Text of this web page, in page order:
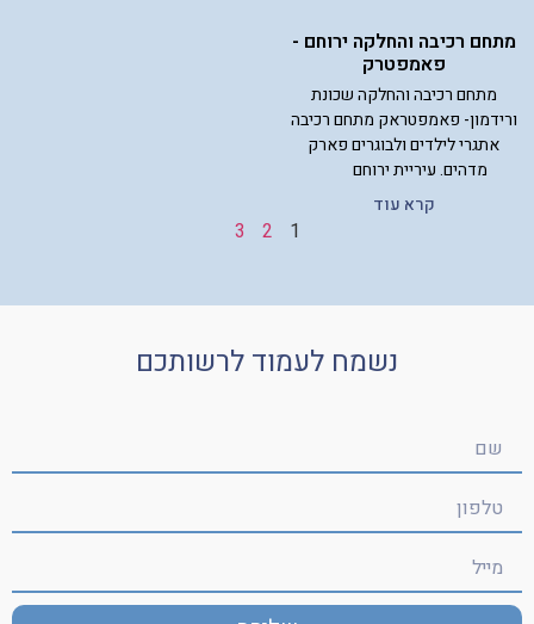
מתחם רכיבה והחלקה ירוחם -
פאמפטרק
מתחם רכיבה והחלקה שכונת
ורידמון- פאמפטראק מתחם רכיבה
אתגרי לילדים ולבוגרים פארק
מדהים. עיריית ירוחם
קרא עוד
1
2
3
נשמח לעמוד לרשותכם